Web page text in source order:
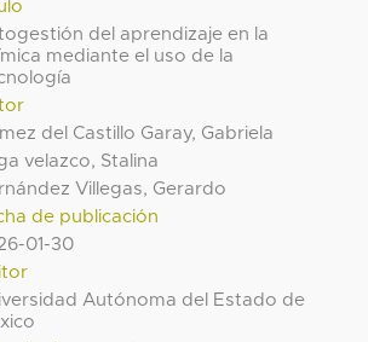
del aprendizaje en la
mediante el uso de la
del Castillo Garay, Gabriela
velazco, Stalina
Villegas, Gerardo
de publicación
01-30
Autónoma del Estado de